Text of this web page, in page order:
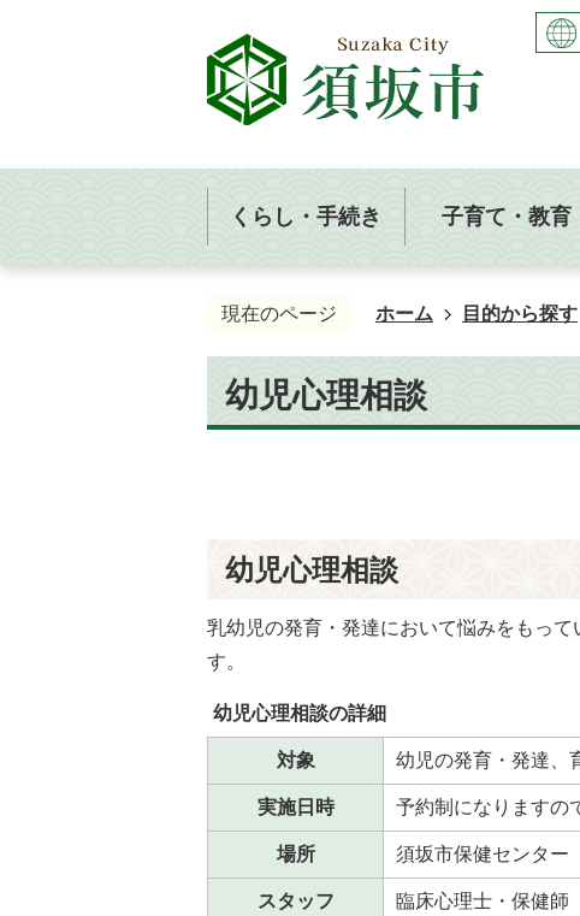
くらし・手続き 子育て・教育
現在のページ ホーム 目的から探す
幼児心理相談
幼児心理相談
乳幼児の発育・発達において悩みをもっ
す。
幼児心理相談の詳細
対象 幼児の発育・発達、
実施日時 予約制になりますの
場所 須坂市保健センター
スタッフ 臨床心理士・保健師